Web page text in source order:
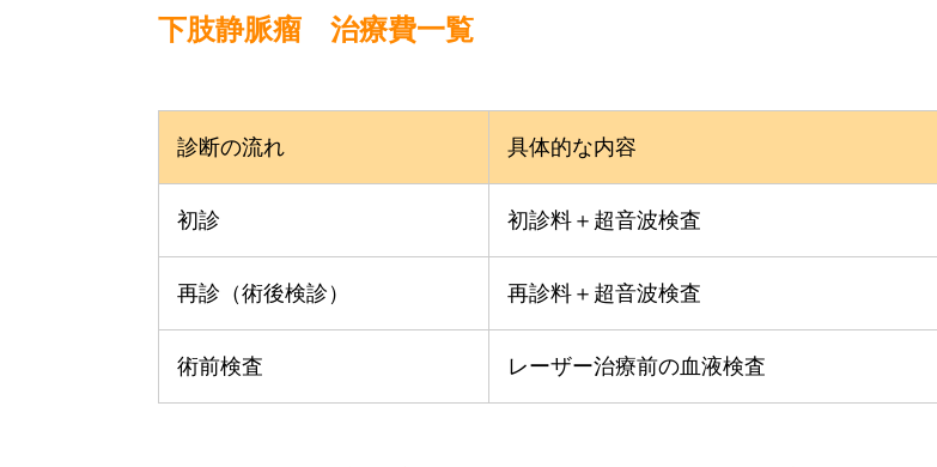
下肢静脈瘤 治療費一覧
診断の流れ 具体的な内容
初診 初診料＋超音波検査
再診（術後検診） 再診料＋超音波検査
術前検査 レーザー治療前の血液検査